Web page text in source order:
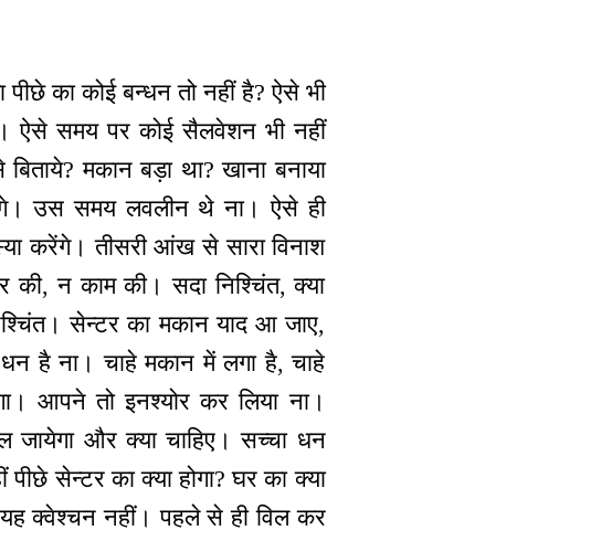
का कोई बन्धन तो नहीं है? ऐसे भी
ऐसे समय पर कोई सैलवेशन भी नहीं
मकान बड़ा था? खाना बनाया
उस समय लवलीन थे ना। ऐसे ही
करेंगे। तीसरी आंख से सारा विनाश
की, न काम की। सदा निश्चिंत, क्या
सेन्टर का मकान याद आ जाए,
है ना। चाहे मकान में लगा है, चाहे
आपने तो इनश्योर कर लिया ना।
जायेगा और क्या चाहिए। सच्चा धन
सेन्टर का क्या होगा? घर का क्या
क्वेश्चन नहीं। पहले से ही विल कर